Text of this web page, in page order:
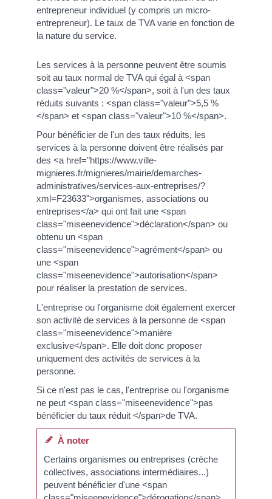
entrepreneur individuel (y compris un micro-
entrepreneur). Le taux de TVA varie en fonction de
la nature du service.
Les services à la personne peuvent être soumis
soit au taux normal de TVA qui égal à <span
class="valeur">20 %</span>, soit à l'un des taux
réduits suivants : <span class="valeur">5,5 %
</span> et <span class="valeur">10 %</span>.
Pour bénéficier de l'un des taux réduits, les
services à la personne doivent être réalisés par
des <a href="https://www.ville-
mignieres.fr/mignieres/mairie/demarches-
administratives/services-aux-entreprises/?
xml=F23633">organismes, associations ou
entreprises</a> qui ont fait une <span
class="miseenevidence">déclaration</span> ou
obtenu un <span
class="miseenevidence">agrément</span> ou
une <span
class="miseenevidence">autorisation</span>
pour réaliser la prestation de services.
L'entreprise ou l'organisme doit également exercer
son activité de services à la personne de <span
class="miseenevidence">manière
exclusive</span>. Elle doit donc proposer
uniquement des activités de services à la
personne.
Si ce n'est pas le cas, l'entreprise ou l'organisme
ne peut <span class="miseenevidence">pas
bénéficier du taux réduit </span>de TVA.
À noter
Certains organismes ou entreprises (crèche
collectives, associations intermédiaires...)
peuvent bénéficier d'une <span